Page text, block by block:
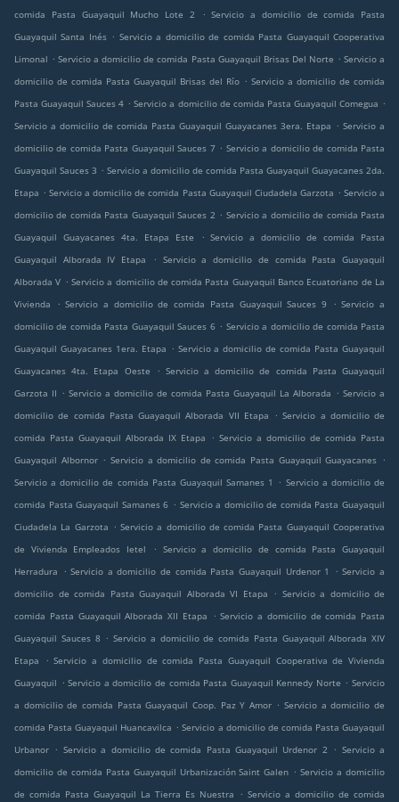
comida Pasta Guayaquil Mucho Lote 2
. Servicio a domicilio de comida Pasta
Guayaquil Santa Inés . Servicio a domicilio de comida Pasta Guayaquil Cooperativa
Limonal . Servicio a domicilio de comida Pasta Guayaquil Brisas Del Norte . Servicio a
domicilio de comida Pasta Guayaquil Brisas del Río . Servicio a domicilio de comida
Pasta Guayaquil Sauces 4 . Servicio a domicilio de comida Pasta Guayaquil Comegua .
Servicio a domicilio de comida Pasta Guayaquil Guayacanes 3era. Etapa . Servicio a
domicilio de comida Pasta Guayaquil Sauces 7 . Servicio a domicilio de comida Pasta
Guayaquil Sauces 3 . Servicio a domicilio de comida Pasta Guayaquil Guayacanes 2da.
Etapa . Servicio a domicilio de comida Pasta Guayaquil Ciudadela Garzota . Servicio a
domicilio de comida Pasta Guayaquil Sauces 2 . Servicio a domicilio de comida Pasta
Guayaquil Guayacanes 4ta. Etapa Este
. Servicio a domicilio de comida Pasta
Guayaquil Alborada IV Etapa
. Servicio a domicilio de comida Pasta Guayaquil
Alborada V . Servicio a domicilio de comida Pasta Guayaquil Banco Ecuatoriano de La
Vivienda
. Servicio a domicilio de comida Pasta Guayaquil Sauces 9 . Servicio a
domicilio de comida Pasta Guayaquil Sauces 6 . Servicio a domicilio de comida Pasta
Guayaquil Guayacanes 1era. Etapa . Servicio a domicilio de comida Pasta Guayaquil
Guayacanes 4ta. Etapa Oeste
. Servicio a domicilio de comida Pasta Guayaquil
Garzota II . Servicio a domicilio de comida Pasta Guayaquil La Alborada . Servicio a
domicilio de comida Pasta Guayaquil Alborada VII Etapa
. Servicio a domicilio de
comida Pasta Guayaquil Alborada IX Etapa
. Servicio a domicilio de comida Pasta
Guayaquil Albornor . Servicio a domicilio de comida Pasta Guayaquil Guayacanes .
Servicio a domicilio de comida Pasta Guayaquil Samanes 1
. Servicio a domicilio de
comida Pasta Guayaquil Samanes 6 . Servicio a domicilio de comida Pasta Guayaquil
Ciudadela La Garzota . Servicio a domicilio de comida Pasta Guayaquil Cooperativa
de Vivienda Empleados Ietel
. Servicio a domicilio de comida Pasta Guayaquil
Herradura
. Servicio a domicilio de comida Pasta Guayaquil Urdenor 1 . Servicio a
domicilio de comida Pasta Guayaquil Alborada VI Etapa
. Servicio a domicilio de
comida Pasta Guayaquil Alborada XII Etapa
. Servicio a domicilio de comida Pasta
Guayaquil Sauces 8 . Servicio a domicilio de comida Pasta Guayaquil Alborada XIV
Etapa
. Servicio a domicilio de comida Pasta Guayaquil Cooperativa de Vivienda
Guayaquil . Servicio a domicilio de comida Pasta Guayaquil Kennedy Norte . Servicio
a domicilio de comida Pasta Guayaquil Coop. Paz Y Amor . Servicio a domicilio de
comida Pasta Guayaquil Huancavilca . Servicio a domicilio de comida Pasta Guayaquil
Urbanor . Servicio a domicilio de comida Pasta Guayaquil Urdenor 2 . Servicio a
domicilio de comida Pasta Guayaquil Urbanización Saint Galen . Servicio a domicilio
de comida Pasta Guayaquil La Tierra Es Nuestra
. Servicio a domicilio de comida